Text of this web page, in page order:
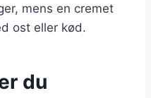
mens en cremet
ost eller kød.
du